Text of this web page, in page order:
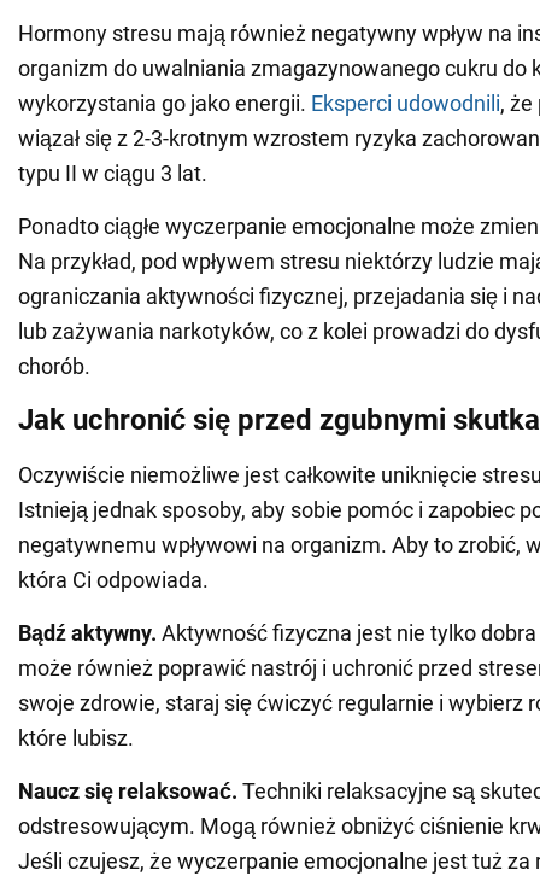
Hormony stresu mają również negatywny wpływ na
organizm do uwalniania zmagazynowanego cukru do
wykorzystania go jako energii. Eksperci udowodnili, że
wiązał się z 2-3-krotnym wzrostem ryzyka
typu II w ciągu 3 lat.
Ponadto ciągłe wyczerpanie emocjonalne może
Na przykład, pod wpływem stresu niektórzy ludzie
ograniczania aktywności fizycznej, przejadania się i
lub zażywania narkotyków, co z kolei prowadzi do
chorób.
Jak uchronić się przed zgubnymi
Oczywiście niemożliwe jest całkowite uniknięcie
Istnieją jednak sposoby, aby sobie pomóc i zapobiec
negatywnemu wpływowi na organizm. Aby to zrobić,
która Ci odpowiada.
Bądź aktywny. Aktywność fizyczna jest nie tylko
może również poprawić nastrój i uchronić przed
swoje zdrowie, staraj się ćwiczyć regularnie i wybierz
które lubisz.
Naucz się relaksować. Techniki relaksacyjne są
odstresowującym. Mogą również obniżyć ciśnienie
Jeśli czujesz, że wyczerpanie emocjonalne jest tuż za